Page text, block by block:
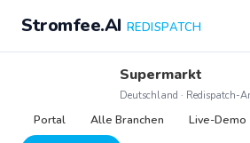
Stromfee.AI REDISPATCH
Supermarkt
Deutschland · Redispatch-
Portal Alle Branchen Live-Demo